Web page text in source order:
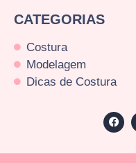
CATEGORIAS
Costura
Modelagem
Dicas de Costura